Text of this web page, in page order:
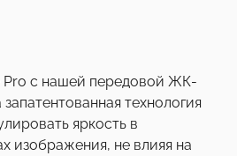
Pro с нашей передовой ЖК-
технология
яркость в
изображения, не влияя на